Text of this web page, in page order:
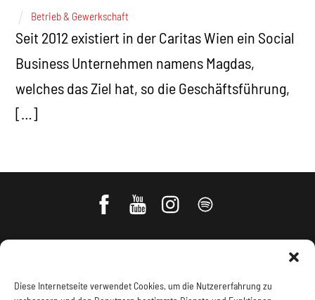
Diese Internetseite verwendet Cookies, um die Nutzererfahrung zu
Betrieb & Gewerkschaft
Seit 2012 existiert in der Caritas Wien ein Social
Business Unternehmen namens Magdas,
welches das Ziel hat, so die Geschäftsführung,
[…]